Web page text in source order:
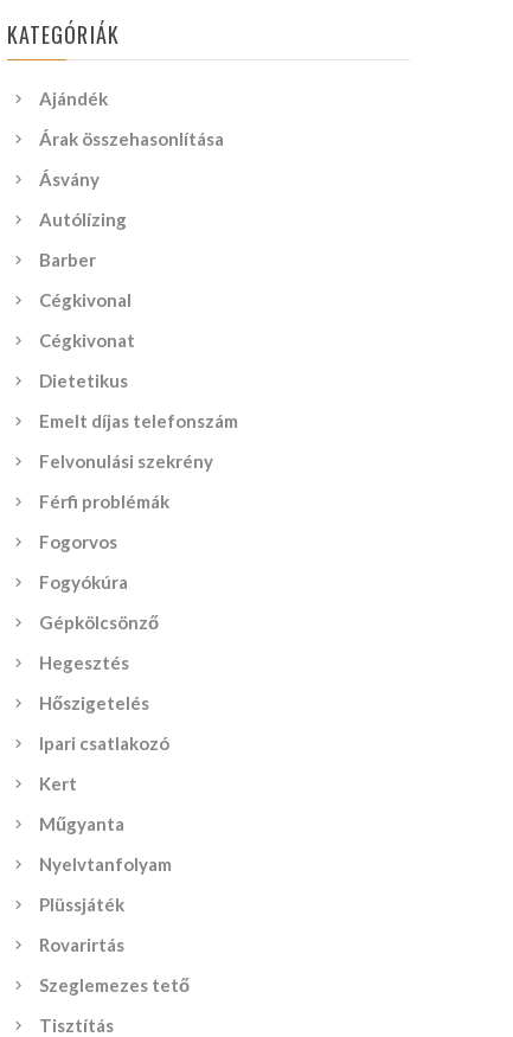
KATEGÓRIÁK
Ajándék
Árak összehasonlítása
Ásvány
Autólízing
Barber
Cégkivonal
Cégkivonat
Dietetikus
Emelt díjas telefonszám
Felvonulási szekrény
Férfi problémák
Fogorvos
Fogyókúra
Gépkölcsönző
Hegesztés
Hőszigetelés
Ipari csatlakozó
Kert
Műgyanta
Nyelvtanfolyam
Plüssjáték
Rovarirtás
Szeglemezes tető
Tisztítás